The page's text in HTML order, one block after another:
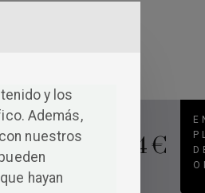
14 €
y los
Además,
nuestros
hayan